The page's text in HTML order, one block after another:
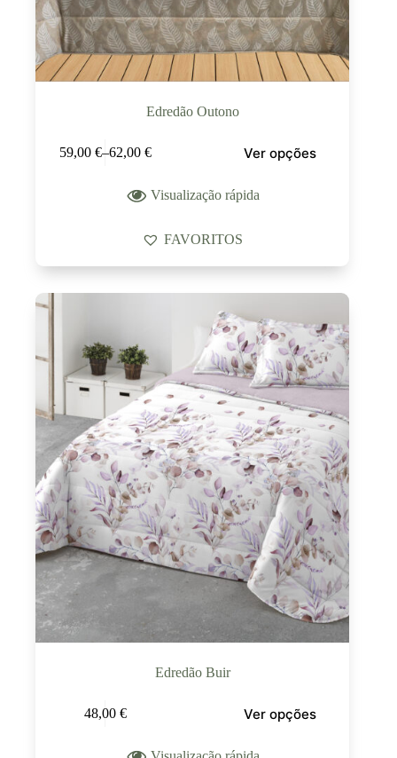
Edredão Outono
59,00 €–62,00 € Ver opções
Visualização rápida
FAVORITOS
Edredão Buir
48,00 € Ver opções